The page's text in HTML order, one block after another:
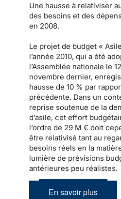
Une hausse à relativiser
des besoins et des
en 2008.
Le projet de budget «
l’année 2010, qui a été
l’Assemblée nationale le 12
novembre dernier,
hausse de 10 % par
précédente. Dans un
reprise soutenue de la
d’asile, cet effort
l’ordre de 29 M € doit
être relativisé tant au
besoins réels en la
lumière de prévisions
antérieures peu réalistes.
En savoir plus